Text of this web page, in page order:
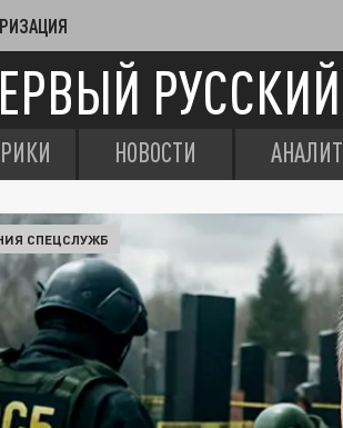
РУССКИЙ
НОВОСТИ
СПЕЦСЛУЖБ